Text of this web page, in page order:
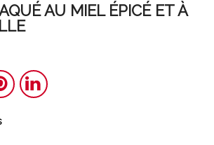
AU MIEL ÉPICÉ ET À